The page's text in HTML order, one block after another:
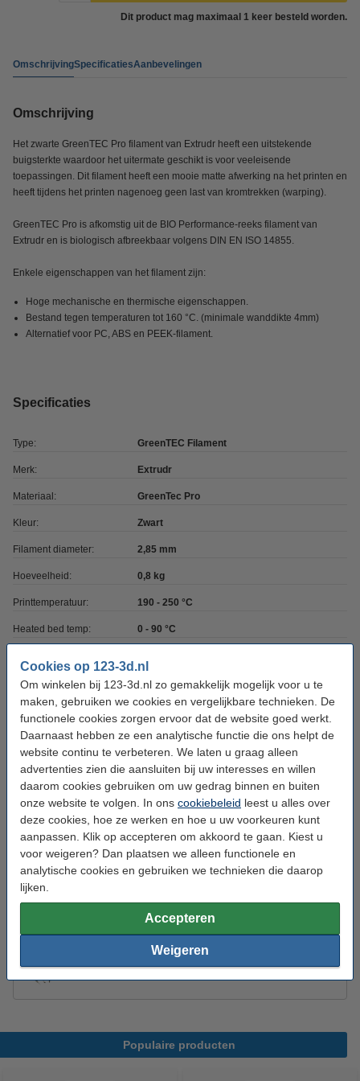
Cookies op 123-3d.nl
Om winkelen bij 123-3d.nl zo gemakkelijk mogelijk voor u te
maken, gebruiken we cookies en vergelijkbare technieken. De
functionele cookies zorgen ervoor dat de website goed werkt.
Daarnaast hebben ze een analytische functie die ons helpt de
website continu te verbeteren. We laten u graag alleen
advertenties zien die aansluiten bij uw interesses en willen
daarom cookies gebruiken om uw gedrag binnen en buiten
onze website te volgen. In ons cookiebeleid leest u alles over
deze cookies, hoe ze werken en hoe u uw voorkeuren kunt
aanpassen. Klik op accepteren om akkoord te gaan. Kiest u
voor weigeren? Dan plaatsen we alleen functionele en
analytische cookies en gebruiken we technieken die daarop
lijken.
Accepteren
Weigeren
Dit product mag maximaal 1 keer besteld worden.
OmschrijvingSpecificatiesAanbevelingen
Omschrijving
Het zwarte GreenTEC Pro filament van Extrudr heeft een uitstekende
buigsterkte waardoor het uitermate geschikt is voor veeleisende
toepassingen. Dit filament heeft een mooie matte afwerking na het printen en
heeft tijdens het printen nagenoeg geen last van kromtrekken (warping).
GreenTEC Pro is afkomstig uit de BIO Performance-reeks filament van
Extrudr en is biologisch afbreekbaar volgens DIN EN ISO 14855.
Enkele eigenschappen van het filament zijn:
Hoge mechanische en thermische eigenschappen.
Bestand tegen temperaturen tot 160 °C. (minimale wanddikte 4mm)
Alternatief voor PC, ABS en PEEK-filament.
Specificaties
Type: GreenTEC Filament
Merk: Extrudr
Materiaal: GreenTec Pro
Kleur: Zwart
Filament diameter: 2,85 mm
Hoeveelheid: 0,8 kg
Printtemperatuur: 190 - 250 °C
Heated bed temp: 0 - 90 °C
Spoel binnendiameter: Ø 5,3 cm
Spoel breedte: 5,6 cm
Print snelheid: 40 - 120 mm/s
Direct meebestellen
3D print nabewerking set
€ 9,50
Modifi3d reparatie-/modificatietool
€ 34,50
Populaire producten